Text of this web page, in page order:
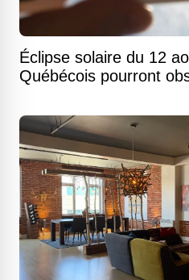
Éclipse solaire du 12
Québécois pourront